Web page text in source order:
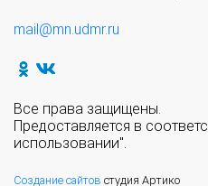
mail@mn.udmr.ru
Все права защищены.
Предоставляется в
использовании".
Создание сайтов студия Артико